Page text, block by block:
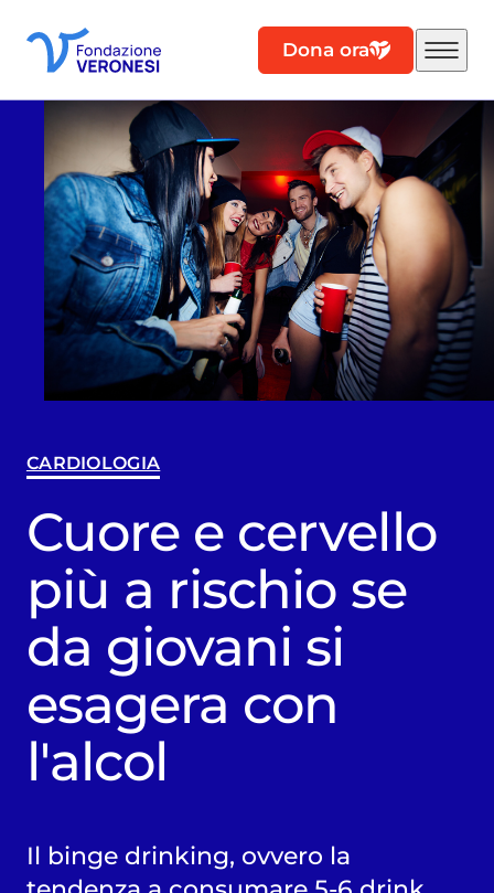
Dona ora
CARDIOLOGIA
Cuore e cervello
più a rischio se
da giovani si
esagera con
l'alcol
Il binge drinking, ovvero la